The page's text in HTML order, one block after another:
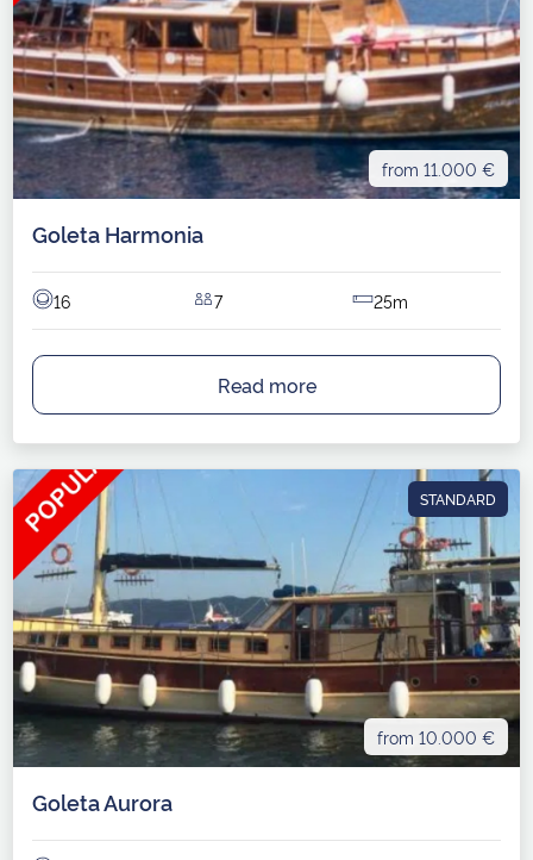
from 11.000 €
Goleta Harmonia
16 7 25m
Read more
STANDARD
from 10.000 €
Goleta Aurora